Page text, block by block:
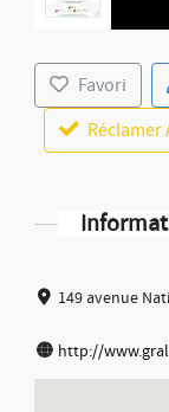
Favori
Réclamer
149 avenue
http://